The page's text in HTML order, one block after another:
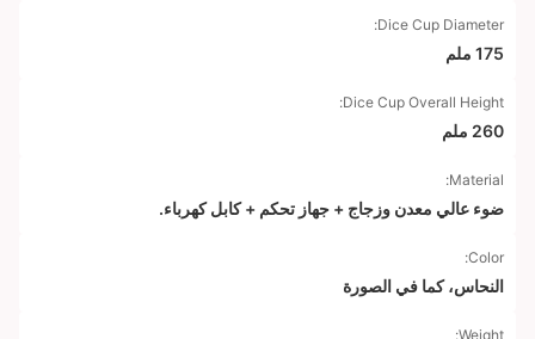
Dice Cup Diameter:
175 ملم
Dice Cup Overall Height:
260 ملم
Material:
ضوء عالي معدن وزجاج + جهاز تحكم + كابل كهرباء.
Color:
النحاس، كما في الصورة
Weight: